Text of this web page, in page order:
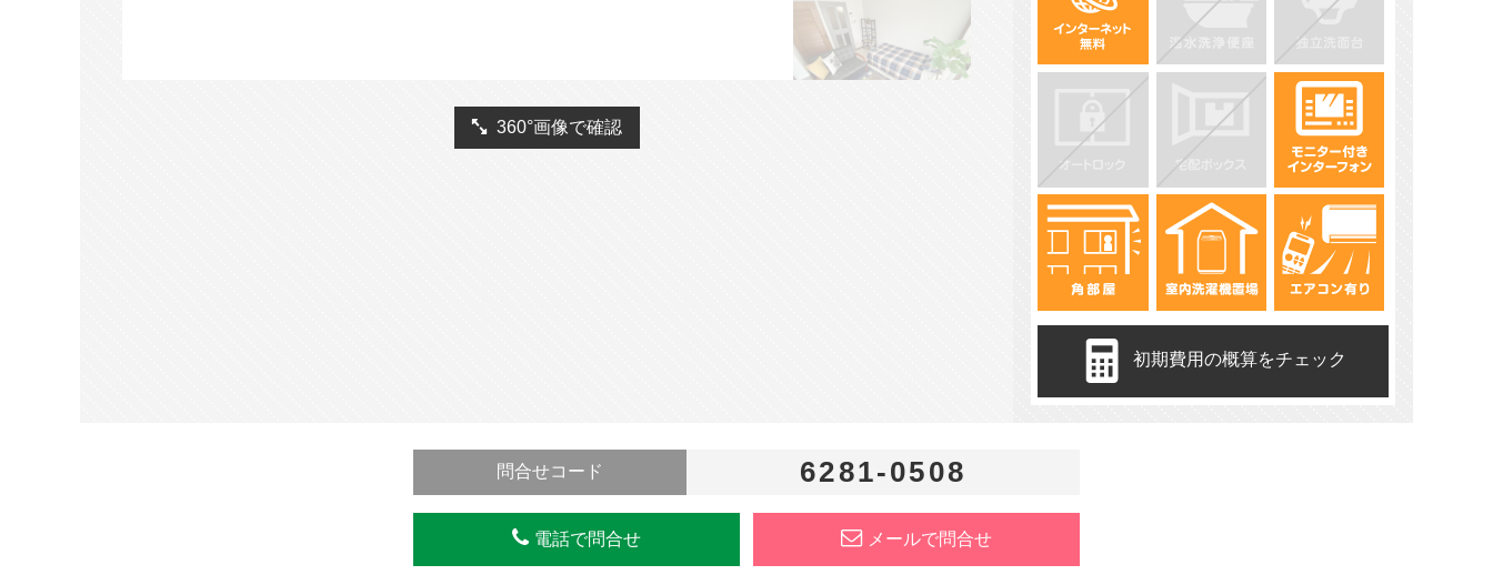
360°画像で確認
初期費用の概算をチェック
問合せコード 6281-0508
電話で問合せ メールで問合せ